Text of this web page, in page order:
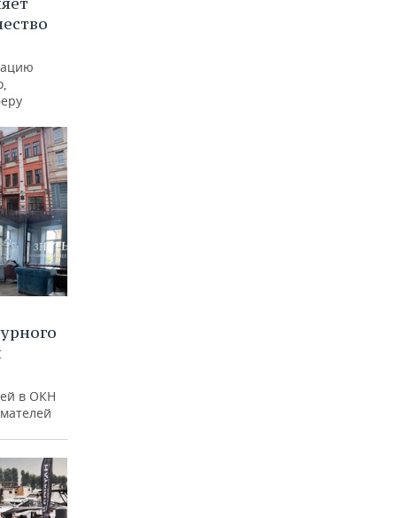
в ОКН